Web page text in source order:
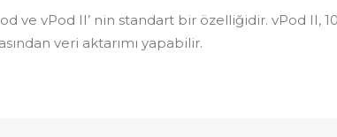
ve vPod II’ nin standart bir özelliğidir. vPod II,
veri aktarımı yapabilir.